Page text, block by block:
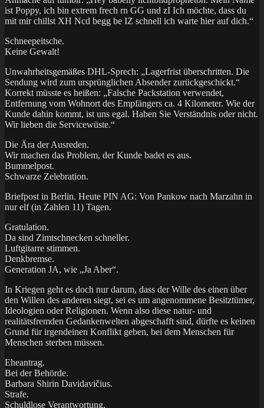
ist Poppy, ich bin extrem frech rn GG und zI Ich möchte, dass du
mit mir chillst XH Ncd begg be IZ schnell ich warte hier auf dich.“
Schneepeitsche.
Keine Gewalt!
Unwahrheitsgemäßes DHL-Sprech: „Lagerfrist überschritten. Die
Sendung wird zum ursprünglichen Absender zurückgeschickt.“
Korrekt müsste es heißen: „Falsche Packstation verwendet,
Entfernung vom Wohnort des Empfängers ca. 4 Kilometer. Wie der
Kunde dahin kommt, ist uns egal. Haben Sie Verständnis oder nicht.
Wir lieben die Servicewüste.“
Die Ära der Ausreden.
Wir machen das Problem, der Kunde badet es aus.
Bummelpost.
Schwarze Zelebration.
Briefpost in Berlin. Heute PIN AG: Von Pankow nach Marzahn in
nur elf (in Zahlen 11) Tagen.
Gratulation.
Da sind Zimtschnecken schneller.
Luftgitarre stimmen.
Denkbremse.
Generation JA, wie „Ja Aber“.
In Kriegen geht es doch nur darum, dass der Wille des einen über
den Willen des anderen siegt, sei es um angenommene Besitztümer,
Ideologien oder Religionen. Wenn also diese natur- und
realitätsfremden Gedankenwelten abgeschafft sind, dürfte es keinen
Grund für irgendeinen Konflikt geben, bei dem Menschen für
Menschen sterben müssen.
Eheantrag.
Bei der Behörde.
Barbara Shirin Davidavičius.
Strafe.
Schuldlose Verantwortung.